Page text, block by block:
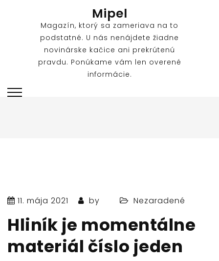
Mipel
Magazín, ktorý sa zameriava na to
podstatné. U nás nenájdete žiadne
novinárske kačice ani prekrútenú
pravdu. Ponúkame vám len overené
informácie.
11. mája 2021 by Nezaradené
Hliník je momentálne
materiál číslo jeden